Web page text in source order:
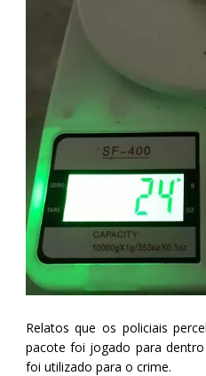
Relatos que os policiais
pacote foi jogado para
foi utilizado para o crime.